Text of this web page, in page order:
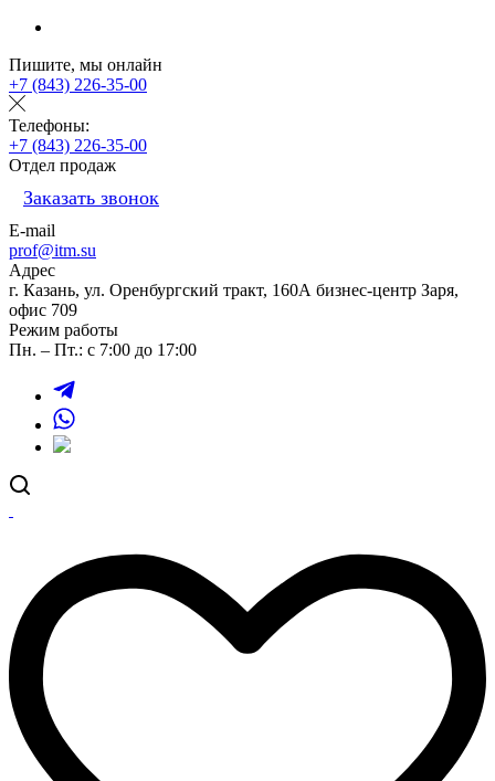
Пишите, мы онлайн
+7 (843) 226-35-00
Телефоны:
+7 (843) 226-35-00
Отдел продаж
Заказать звонок
E-mail
prof@itm.su
Адрес
г. Казань, ул. Оренбургский тракт, 160А бизнес-центр Заря,
офис 709
Режим работы
Пн. – Пт.: с 7:00 до 17:00